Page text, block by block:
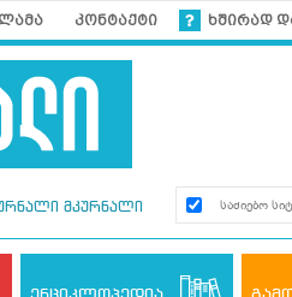
კონტაქტი ხშირად
მკურნალი